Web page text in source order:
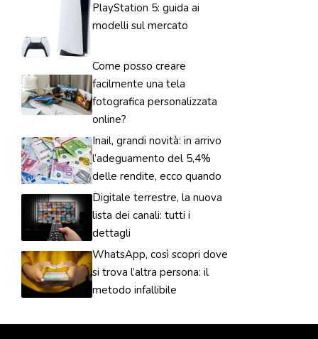
PlayStation 5: guida ai
modelli sul mercato
Come posso creare
facilmente una tela
fotografica personalizzata
online?
Inail, grandi novità: in arrivo
l’adeguamento del 5,4%
delle rendite, ecco quando
Digitale terrestre, la nuova
lista dei canali: tutti i
dettagli
WhatsApp, così scopri dove
si trova l’altra persona: il
metodo infallibile